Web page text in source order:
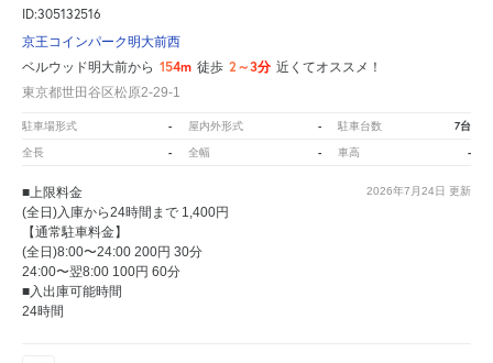
ID:305132516
京王コインパーク明大前西
ベルウッド明大前から 154m 徒歩 2～3分 近くてオススメ！
東京都世田谷区松原2-29-1
駐車場形式 - 屋内外形式 - 駐車台数 7台
全長 - 全幅 - 車高 -
2026年7月24日 更新
■上限料金
(全日)入庫から24時間まで 1,400円
【通常駐車料金】
(全日)8:00〜24:00 200円 30分
24:00〜翌8:00 100円 60分
■入出庫可能時間
24時間